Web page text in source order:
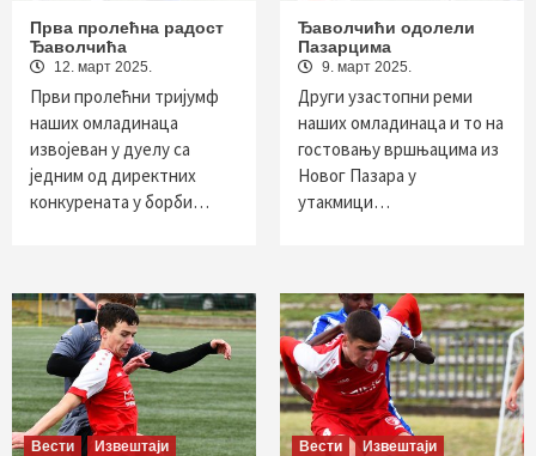
Прва пролећна радост
Ђаволчића
12. март 2025.
Први пролећни тријумф
наших омладинаца
извојеван у дуелу са
једним од директних
конкурената у борби…
Ђаволчићи одолели
Пазарцима
9. март 2025.
Други узастопни реми
наших омладинаца и то на
гостовању вршњацима из
Новог Пазара у
утакмици…
Вести
Извештаји
Вести
Извештаји